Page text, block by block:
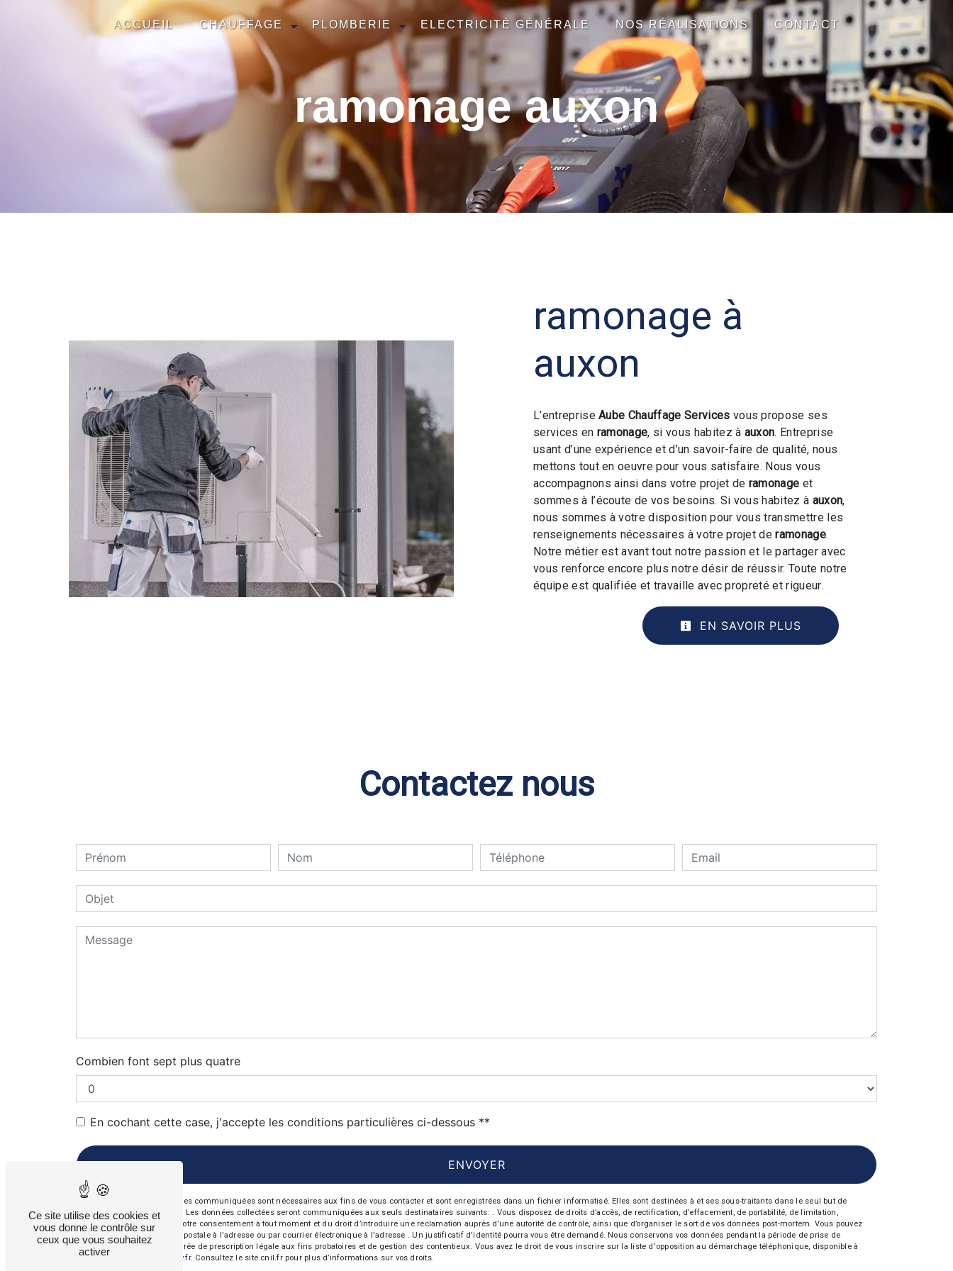
ACCUEIL CHAUFFAGE PLOMBERIE ELECTRICITÉ GÉNÉRALE NOS RÉALISATIONS CONTACT
ramonage auxon
ramonage à
auxon
L’entrepriseAube Chauffage Services vous propose ses
services en ramonage, si vous habitez à auxon. Entreprise
usant d’une expérience et d’un savoir-faire de qualité, nous
mettons tout en oeuvre pour vous satisfaire. Nous vous
accompagnons ainsi dans votre projet de ramonage et
sommes à l’écoute de vos besoins. Si vous habitez à auxon,
nous sommes à votre disposition pour vous transmettre les
renseignements nécessaires à votre projet deramonage.
Notre métier est avant tout notre passion et le partager avec
vous renforce encore plus notre désir de réussir. Toute notre
équipe est qualifiée et travaille avec propreté et rigueur.
EN SAVOIR PLUS
Contactez nous
Combien font sept plus quatre
En cochant cette case, j'accepte les conditions particulières ci-dessous **
ENVOYER
** Les données personnelles communiquées sont nécessaires aux fins de vous contacter et sont enregistrées dans un fichier informatisé. Elles sont destinées à et ses sous-traitants dans le seul but de
répondre à votre message. Les données collectées seront communiquées aux seuls destinataires suivants: . Vous disposez de droits d’accès, de rectification, d’effacement, de portabilité, de limitation,
d’opposition, de retrait de votre consentement à tout moment et du droit d’introduire une réclamation auprès d’une autorité de contrôle, ainsi que d’organiser le sort de vos données post-mortem. Vous pouvez
exercer ces droits par voie postale à l'adresse ou par courrier électronique à l'adresse . Un justificatif d'identité pourra vous être demandé. Nous conservons vos données pendant la période de prise de
contact puis pendant la durée de prescription légale aux fins probatoires et de gestion des contentieux. Vous avez le droit de vous inscrire sur la liste d'opposition au démarchage téléphonique, disponible à
cette adresse:
Bloctel.gouv.fr. Consultez le site cnil.fr pour plus d’informations sur vos droits.
Panneau de gestion des cookies
Ce site utilise des cookies et
vous donne le contrôle sur
ceux que vous souhaitez
activer